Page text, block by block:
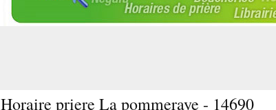
Horaire priere La pommeraye - 14690